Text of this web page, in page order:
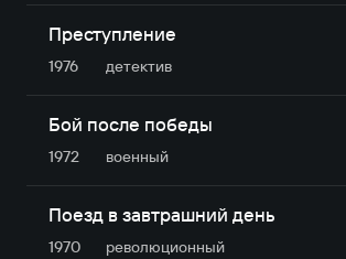
Преступление
1976 детектив
Бой после победы
1972 военный
Поезд в завтрашний день
1970 революционный